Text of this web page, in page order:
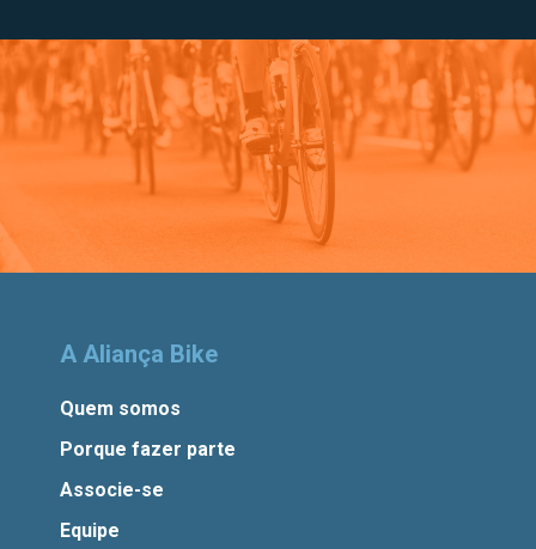
A Aliança Bike
Quem somos
Porque fazer parte
Associe-se
Equipe